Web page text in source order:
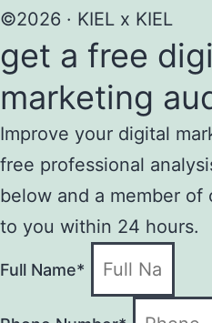
©2026 · KIEL x KIEL
get a free
marketing
Improve your digital
free professional
below and a member
to you within 24 hours.
Full Name*